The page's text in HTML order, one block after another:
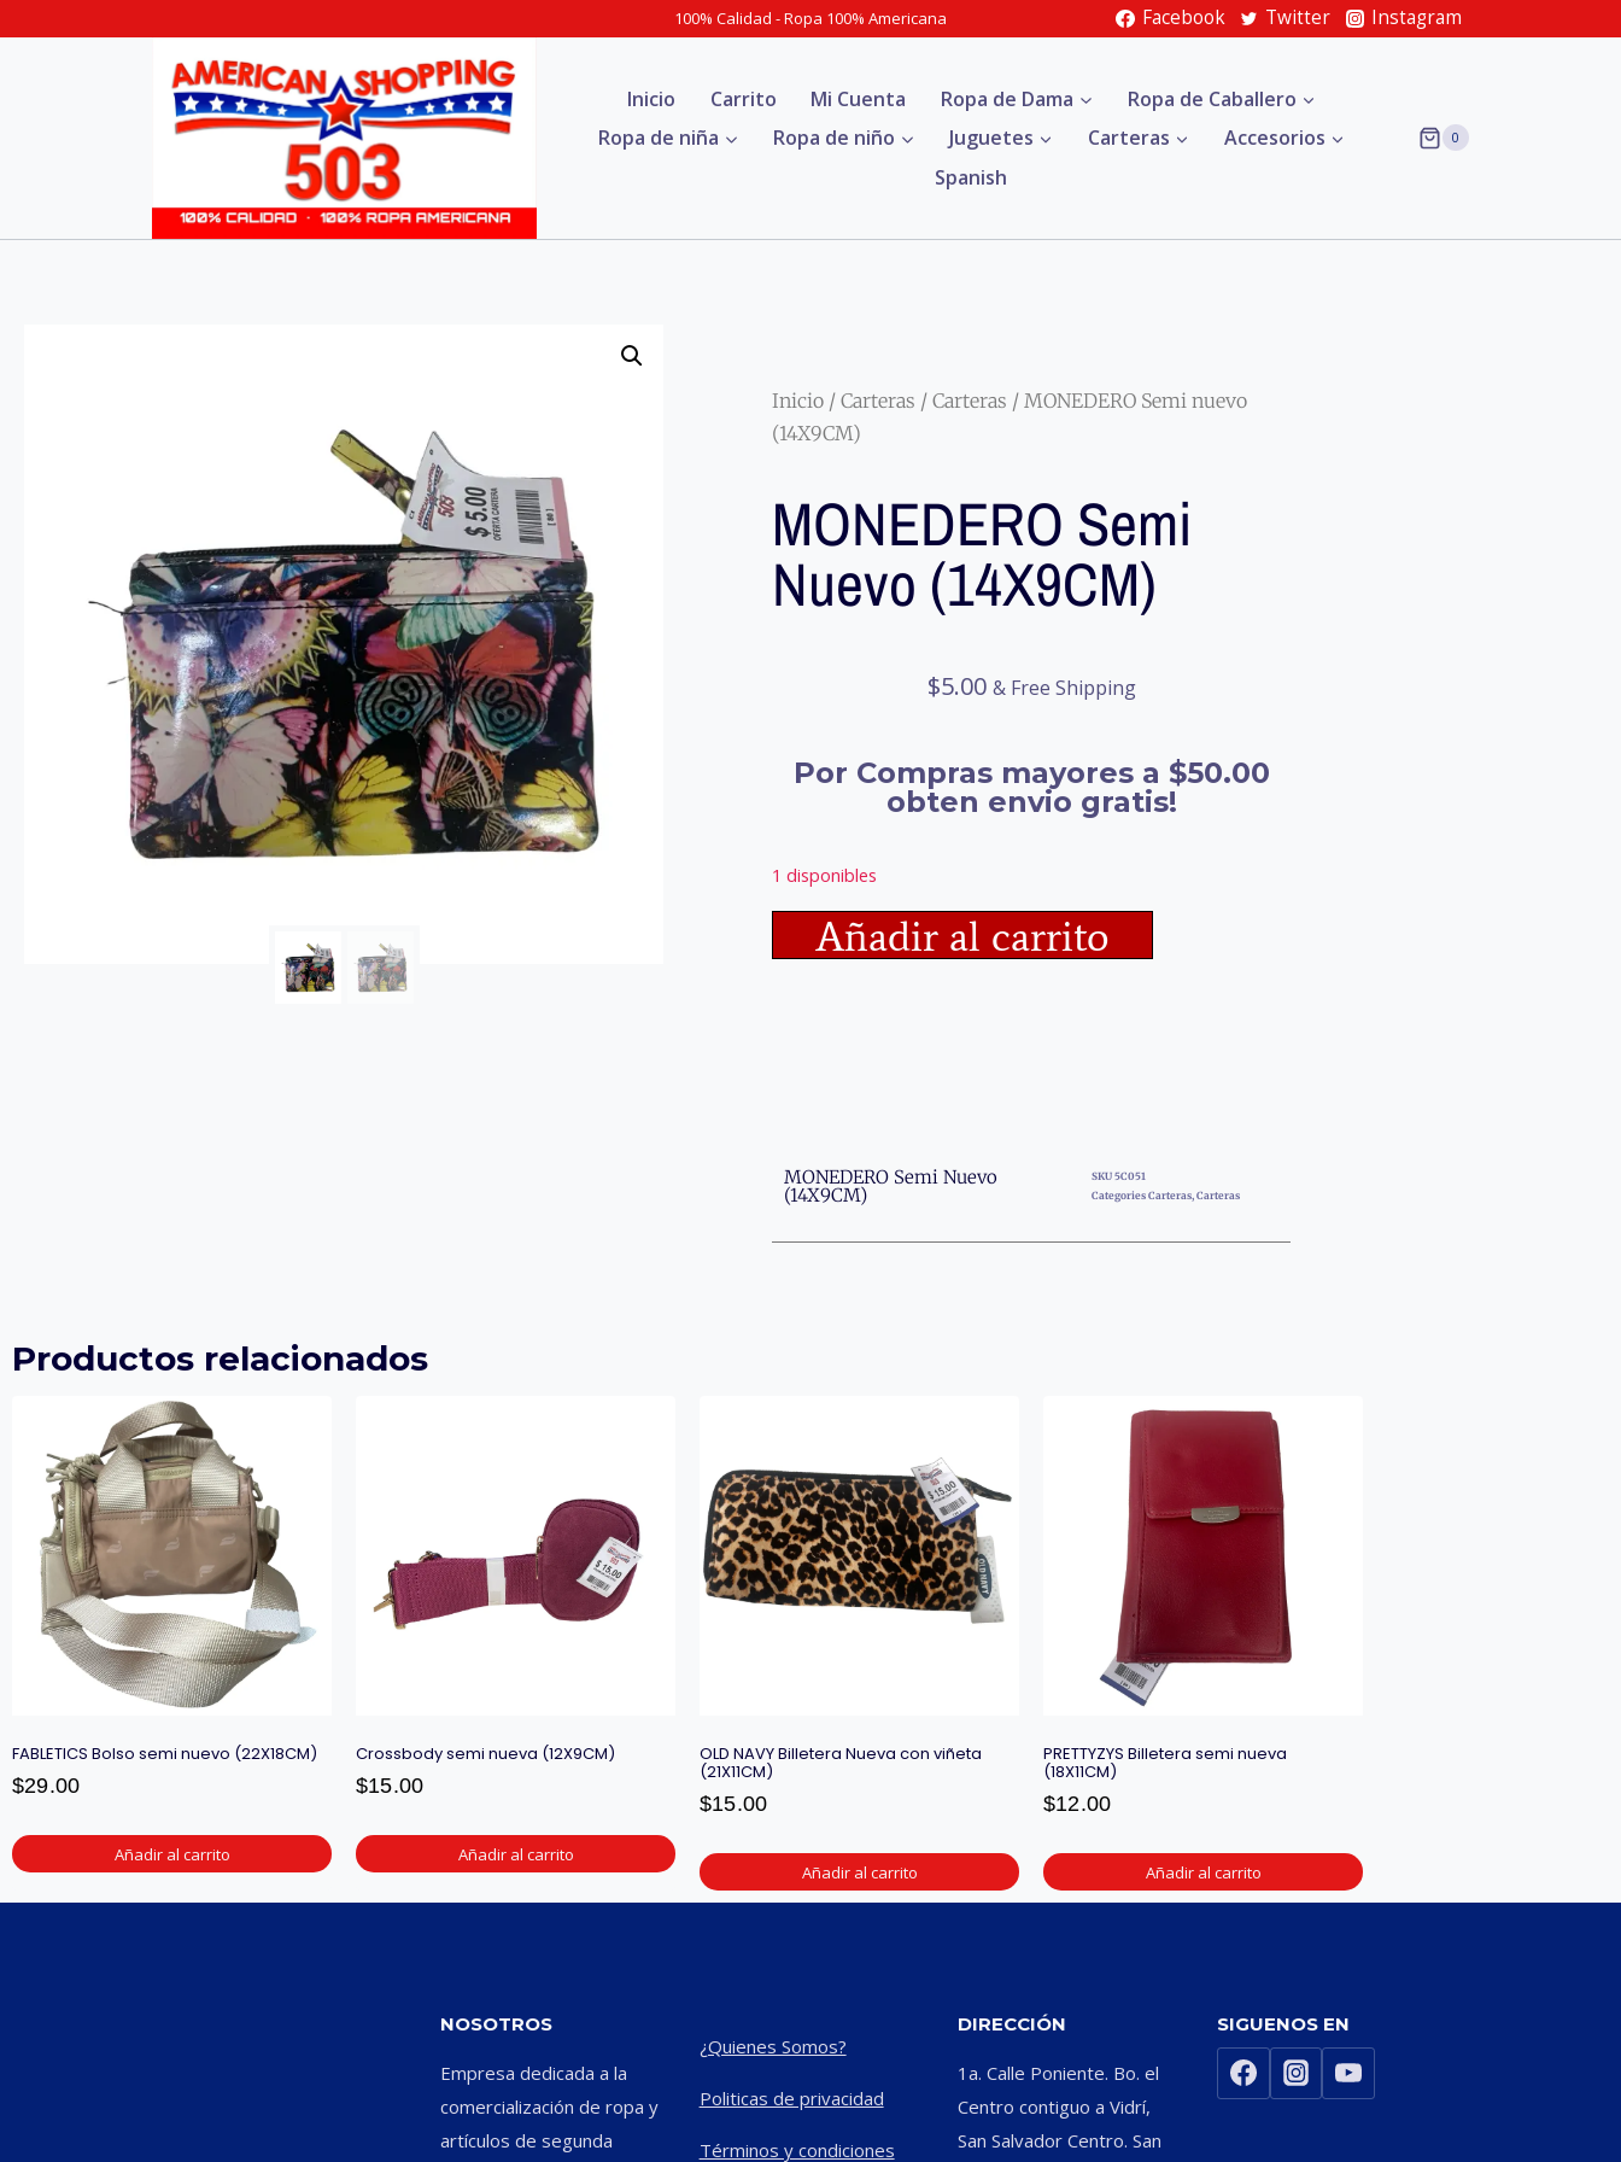
100% Calidad - Ropa 100% Americana Facebook Twitter Instagram
Inicio Carrito Mi Cuenta Ropa de Dama
Ropa de Caballero
Ropa de niña
Ropa de niño Juguetes Carteras
Accesorios
Spanish
0
Inicio / Carteras / Carteras / MONEDERO Semi nuevo
(14X9CM)
MONEDERO Semi
Nuevo (14X9CM)
$5.00 & Free Shipping
Por Compras mayores a $50.00
obten envio gratis!
1 disponibles
Añadir al carrito
MONEDERO Semi Nuevo
(14X9CM)
SKU 5C051
Categories Carteras, Carteras
Productos relacionados
FABLETICS Bolso semi nuevo (22X18CM)
$29.00
Añadir al carrito
Crossbody semi nueva (12X9CM)
$15.00
Añadir al carrito
OLD NAVY Billetera Nueva con viñeta
(21X11CM)
$15.00
Añadir al carrito
PRETTYZYS Billetera semi nueva
(18X11CM)
$12.00
Añadir al carrito
NOSOTROS
Empresa dedicada a la
comercialización de ropa y
artículos de segunda
¿Quienes Somos?
Politicas de privacidad
Términos y condiciones
DIRECCIÓN
1a. Calle Poniente. Bo. el
Centro contiguo a Vidrí,
San Salvador Centro. San
SIGUENOS EN